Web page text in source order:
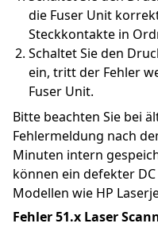
die Fuser Unit
Steckkontakte in
Schaltet Sie den
ein, tritt der Fehler
Fuser Unit.
Bitte beachten Sie bei
Fehlermeldung nach
Minuten intern
können ein defekter
Modellen wie HP
Fehler 51.x Laser